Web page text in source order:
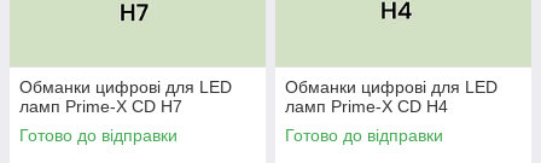
Обманки цифрові для LED
ламп Prime-X CD H7
Готово до відправки
Обманки цифрові для LED
ламп Prime-X CD H4
Готово до відправки